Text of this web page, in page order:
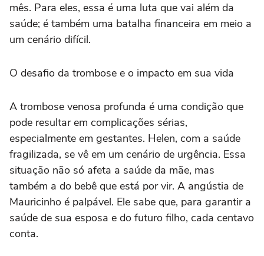
mês. Para eles, essa é uma luta que vai além da
saúde; é também uma batalha financeira em meio a
um cenário difícil.
O desafio da trombose e o impacto em sua vida
A trombose venosa profunda é uma condição que
pode resultar em complicações sérias,
especialmente em gestantes. Helen, com a saúde
fragilizada, se vê em um cenário de urgência. Essa
situação não só afeta a saúde da mãe, mas
também a do bebê que está por vir. A angústia de
Mauricinho é palpável. Ele sabe que, para garantir a
saúde de sua esposa e do futuro filho, cada centavo
conta.